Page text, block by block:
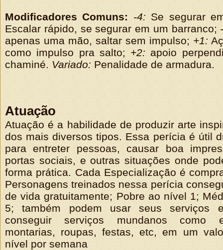
Modificadores Comuns:
-4: Se segurar
Escalar rápido, se segurar em um barranco;
apenas uma mão, saltar sem impulso; +1:
como impulso pra salto; +2: apoio
chaminé. Variado: Penalidade de armadura.
Atuação
Atuação é a habilidade de produzir arte
dos mais diversos tipos. Essa perícia é útil
para entreter pessoas, causar boa
portas sociais, e outras situações onde
forma prática. Cada Especialização é
Personagens treinados nessa perícia
de vida gratuitamente; Pobre ao nível 1;
5; também podem usar seus serviços
conseguir serviços mundanos como
montarias, roupas, festas, etc, em um
nível por semana